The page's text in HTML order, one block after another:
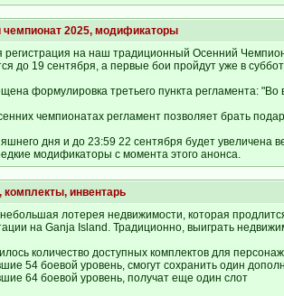
чемпионат 2025, модификаторы
регистрация на наш традиционный Осенний
до 19 сентября, а первые бои пройдут уже в
формулировка третьего пункта регламента:
чемпионатах регламент позволяет брать
дня и до 23:59 22 сентября будет
модификаторы с момента этого анонса.
комплекты, инвентарь
лотерея недвижимости, которая
на Ganja Island. Традиционно, выиграть
количество доступных комплектов для
54 боевой уровень, смогут сохранить один
64 боевой уровень, получат еще один слот